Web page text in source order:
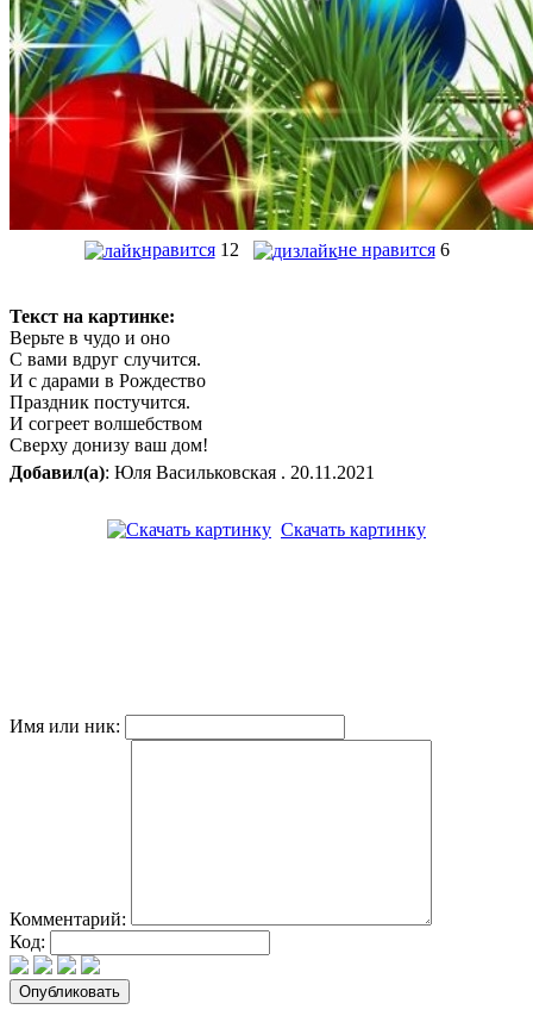
нравится 12 не нравится 6
Текст на картинке:
Верьте в чудо и оно
С вами вдруг случится.
И с дарами в Рождество
Праздник постучится.
И согреет волшебством
Сверху донизу ваш дом!
Добавил(а): Юля Васильковская . 20.11.2021
Скачать картинку
Имя или ник:
Комментарий:
Код: